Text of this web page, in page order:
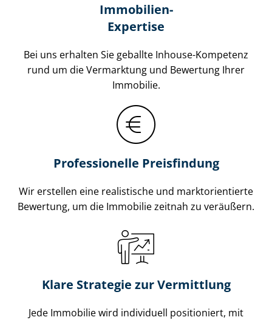
Immobilien-
Expertise
Bei uns erhalten Sie geballte Inhouse-Kompetenz
rund um die Vermarktung und Bewertung Ihrer
Immobilie.
Professionelle Preisfindung
Wir erstellen eine realistische und markt­ori­en­tier­te
Bewertung, um die Immobilie zeitnah zu veräußern.
Klare Strategie zur Vermittlung
Jede Immobilie wird individuell positioniert, mit